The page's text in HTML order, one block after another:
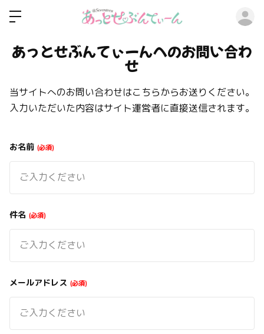
あっとせぶんてぃーんへのお問い合わ
せ
当サイトへのお問い合わせはこちらからお送りください。
入力いただいた内容はサイト運営者に直接送信されます。
お名前 必須
件名 必須
メールアドレス 必須